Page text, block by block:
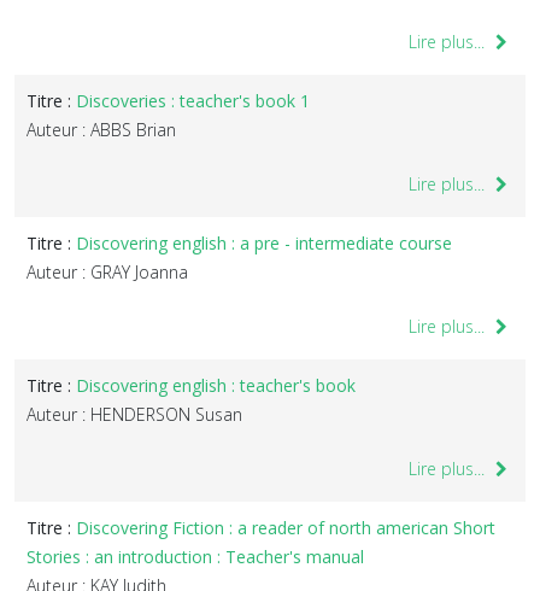
Lire plus...
Titre : Discoveries : teacher's book 1
Auteur : ABBS Brian
Lire plus...
Titre : Discovering english : a pre - intermediate course
Auteur : GRAY Joanna
Lire plus...
Titre : Discovering english : teacher's book
Auteur : HENDERSON Susan
Lire plus...
Titre : Discovering Fiction : a reader of north american Short
Stories : an introduction : Teacher's manual
Auteur : KAY Judith